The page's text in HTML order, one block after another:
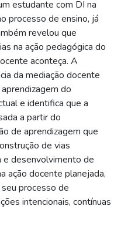
estudante com DI na
processo de ensino, já
revelou que
na ação pedagógica do
aconteça. A
da mediação docente
do
e identifica que a
a partir do
de aprendizagem que
de vias
e desenvolvimento de
ação docente planejada,
processo de
intencionais, contínuas